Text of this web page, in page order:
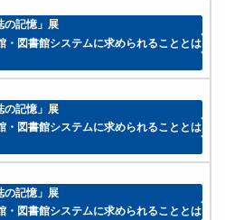
の記憶」展
図書館システムに求められることとは？
の記憶」展
図書館システムに求められることとは？
の記憶」展
図書館システムに求められることとは？